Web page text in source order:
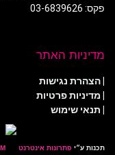
פקס: 03-6839626
מדיניות האתר
|הצהרת נגישות
| מדיניות פרטיות
| תנאי שימוש
תכנות ע״י פתרונות אינטרנט